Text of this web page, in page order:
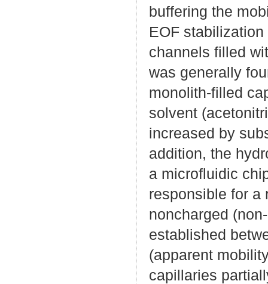
buffering the
EOF
channels filled
was generally
monolith-filled
solvent
increased by
addition, the
a microfluidic
responsible for a
noncharged
established
(apparent
capillaries